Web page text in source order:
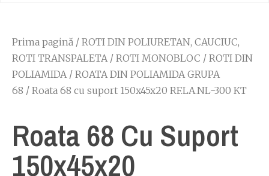
Prima pagină / ROTI DIN POLIURETAN, CAUCIUC,
ROTI TRANSPALETA/ ROTI MONOBLOC / ROTI DIN
POLIAMIDA/ ROATA DIN POLIAMIDA GRUPA
68 / Roata 68 cu suport 150x45x20 RF.LA.NL-300 KT
Roata 68 Cu Suport
150x45x20